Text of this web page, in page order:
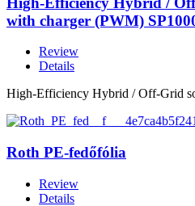
with charger (PWM)
Review
Details
High-Efficiency Hybrid / Off-Grid
Roth PE-fedőfólia
Review
Details